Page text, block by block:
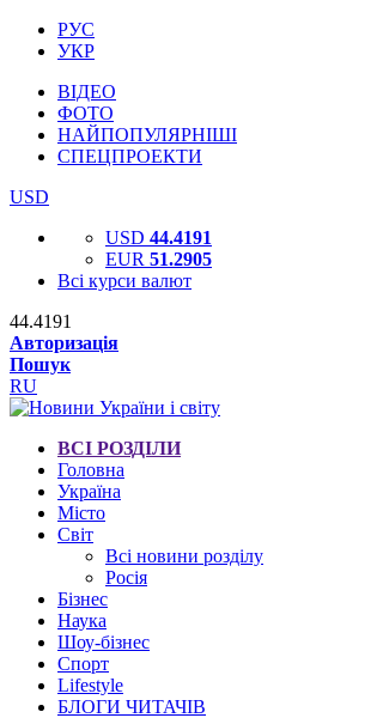
РУС
УКР
ВІДЕО
ФОТО
НАЙПОПУЛЯРНІШІ
СПЕЦПРОЕКТИ
USD
USD 44.4191
EUR 51.2905
Всі курси валют
44.4191
Авторизація
Пошук
RU
ВСІ РОЗДІЛИ
Головна
Україна
Місто
Світ
Всі новини розділу
Росія
Бізнес
Наука
Шоу-бізнес
Спорт
Lifestyle
БЛОГИ ЧИТАЧІВ